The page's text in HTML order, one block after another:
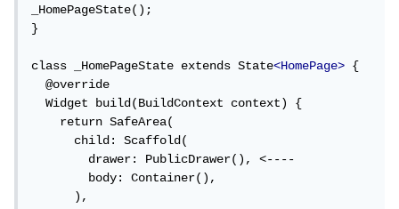
_HomePageState();
}
class _HomePageState extends State<HomePage> {
  @override
  Widget build(BuildContext context) {
    return SafeArea(
      child: Scaffold(
        drawer: PublicDrawer(), <----
        body: Container(),
      ),